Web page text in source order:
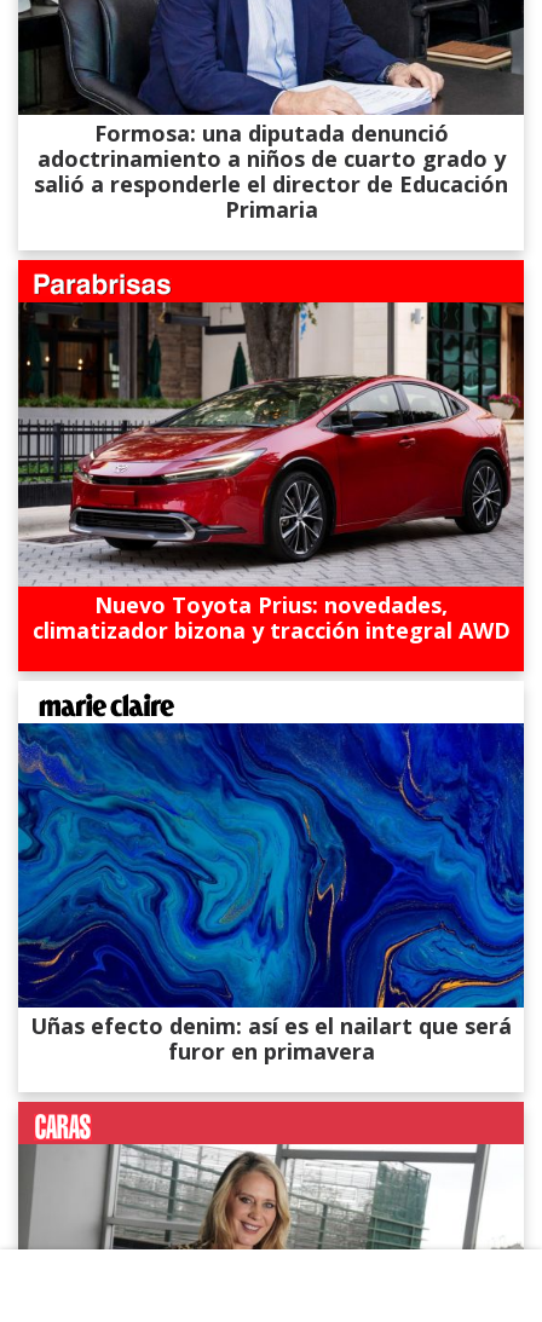
Formosa: una diputada denunció
adoctrinamiento a niños de cuarto grado y
salió a responderle el director de Educación
Primaria
Nuevo Toyota Prius: novedades,
climatizador bizona y tracción integral AWD
Uñas efecto denim: así es el nailart que será
furor en primavera